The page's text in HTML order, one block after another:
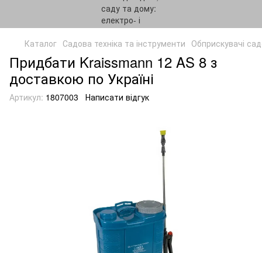
Каталог Садова техніка та інструменти Обприскувачі
Придбати Kraissmann 12 AS 8 з
доставкою по Україні
Артикул: 1807003 Написати відгук